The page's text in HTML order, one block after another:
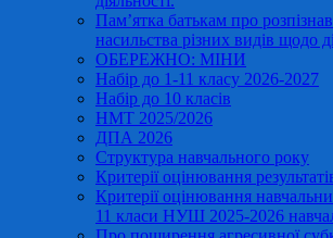
Пам’ятка батькам про
насильства різних видів щодо
ОБЕРЕЖНО: МІНИ
Набір до 1-11 класу 2026-2027
Набір до 10 класів
НМТ 2025/2026
ДПА 2026
Структура навчального року
Критерії оцінювання
Критерії оцінювання
11 класи НУШ 2025-2026